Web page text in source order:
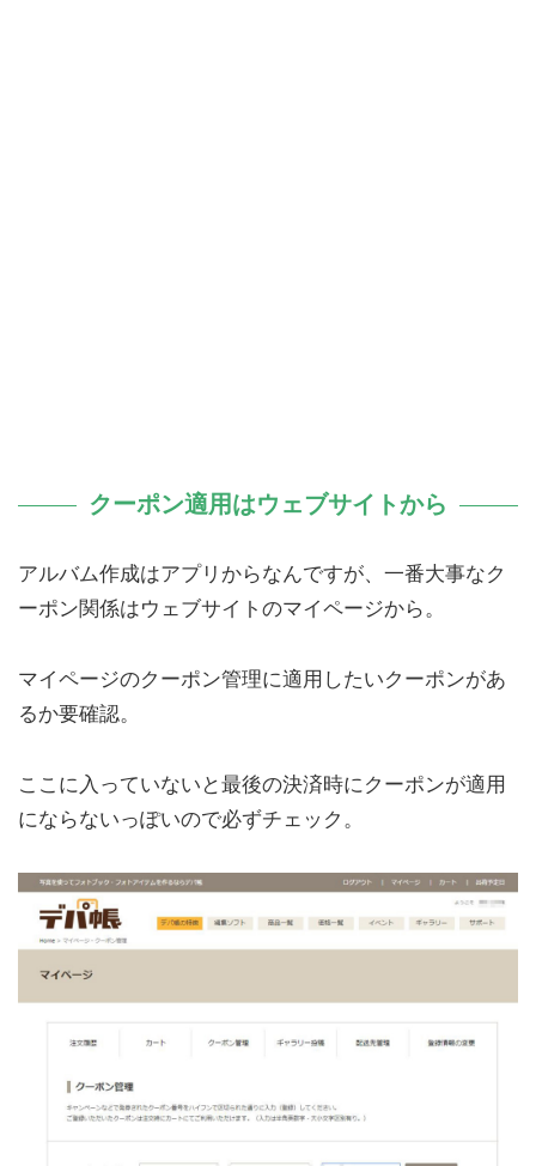
クーポン適用はウェブサイトから
アルバム作成はアプリからなんですが、一番大事なク
ーポン関係はウェブサイトのマイページから。
マイページのクーポン管理に適用したいクーポンがあ
るか要確認。
ここに入っていないと最後の決済時にクーポンが適用
にならないっぽいので必ずチェック。